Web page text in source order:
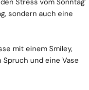
Stress vom Sonntag'
sondern auch eine
mit einem Smiley,
und eine Vase